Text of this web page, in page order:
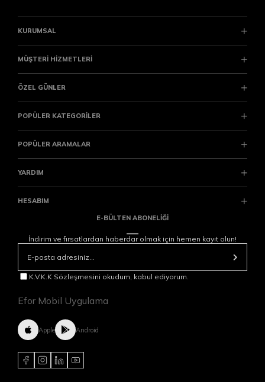
KURUMSAL
MÜŞTERİ HİZMETLERİ
ÖZEL GÜNLER
POPÜLER KATEGORİLER
POPÜLER ARAMALAR
YARDIM
HESABIM
E-BÜLTEN ABONELİĞİ
İndirim ve fırsatlardan haberdar olmak için hemen kayıt olun!
K.V.K.K Sözleşmesini okudum, kabul ediyorum.
Efor Mobil Uygulama
Apple Android